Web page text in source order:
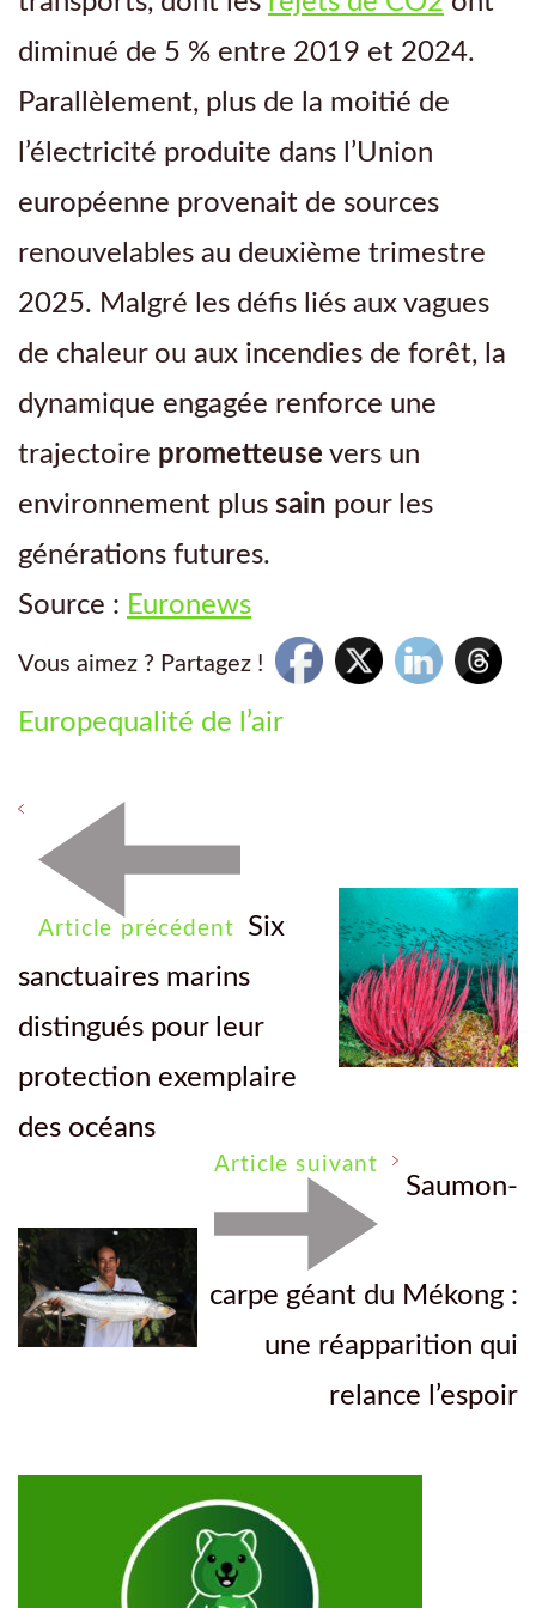
diminué de 5 % entre 2019 et 2024.
Parallèlement, plus de la moitié de
l’électricité produite dans l’Union
européenne provenait de sources
renouvelables au deuxième trimestre
2025. Malgré les défis liés aux vagues
de chaleur ou aux incendies de forêt, la
dynamique engagée renforce une
trajectoire prometteuse vers un
environnement plus sain pour les
générations futures.
Source : Euronews
Vous aimez ? Partagez !
Europequalité de l’air
Article précédent
Six
sanctuaires marins
distingués pour leur
protection exemplaire
des océans
Article suivant
Saumon-
carpe géant du Mékong :
une réapparition qui
relance l’espoir